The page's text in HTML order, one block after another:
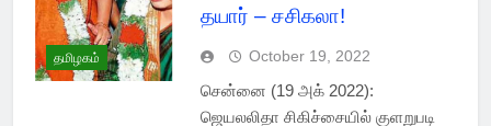
தமிழகம்
தயார் – சசிகலா!
October 19, 2022
சென்னை (19 அக் 2022):
ஜெயலலிதா சிகிச்சையில் குளறுபடி